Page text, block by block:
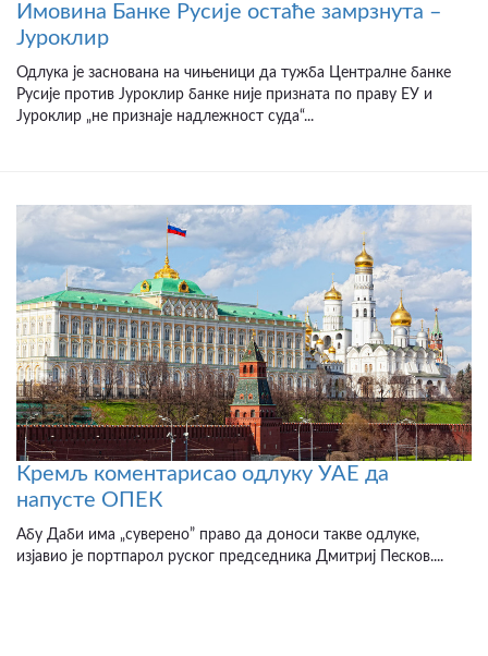
Имовина Банке Русије остаће замрзнута –
Јуроклир
Одлука је заснована на чињеници да тужба Централне банке
Русије против Јуроклир банке није призната по праву ЕУ и
Јуроклир „не признаје надлежност суда“...
Кремљ коментарисао одлуку УАЕ да
напусте ОПЕК
Абу Даби има „суверено” право да доноси такве одлуке,
изјавио је портпарол руског председника Дмитриј Песков....